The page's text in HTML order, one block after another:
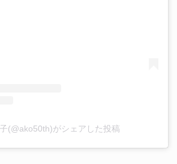
(@ako50th)がシェアした投稿